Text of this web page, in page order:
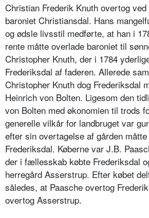
Christian Frederik Knuth overtog
baroniet Christiansdal. Hans
og ødsle livsstil medførte, at han i
rente måtte overlade baroniet til
Christopher Knuth, der i 1784
Frederiksdal af faderen. Allerede
Christopher Knuth dog Frederiksdal
Heinrich von Bolten. Ligesom den
von Bolten med økonomien til trods
generelle vilkår for landbruget var
efter sin overtagelse af gården
Frederiksdal. Køberne var J.B.
der i fællesskab købte Frederiksdal
herregård Asserstrup. Efter købet
således, at Paasche overtog
overtog Asserstrup.